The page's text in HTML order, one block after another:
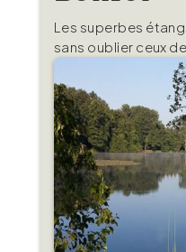
Les superbes
sans oublier ceux